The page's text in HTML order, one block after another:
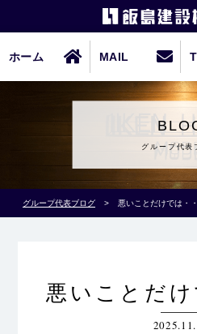
ホーム MAIL
グループ代表
グループ代表ブログ > 悪いことだけでは・・
悪いことだけ